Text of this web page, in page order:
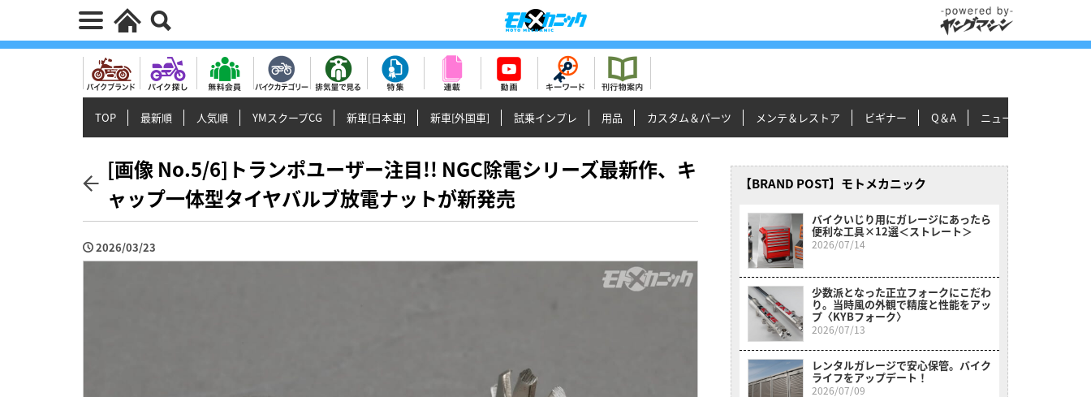
TOP 最新順 人気順 YMスクープCG 新車[日本車] 新車[外国車] 試乗インプレ 用品 カスタム＆パーツ メンテ＆レストア ビギナー Q＆A ニュース＆トピックス
[画像 No.5/6]トランポユーザー注目!! NGC除電シリーズ最新作、キ
ャップ一体型タイヤバルブ放電ナットが新発売
2026/03/23
【BRAND POST】モトメカニック
バイクいじり用にガレージにあったら
便利な工具×12選＜ストレート＞
2026/07/14
少数派となった正立フォークにこだわ
り。当時風の外観で精度と性能をアッ
プ〈KYBフォーク〉
2026/07/13
レンタルガレージで安心保管。バイク
ライフをアップデート！
2026/07/09